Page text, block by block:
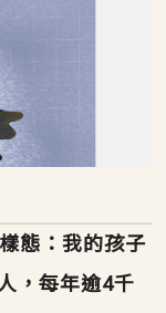
態：我的孩子
，每年逾4千